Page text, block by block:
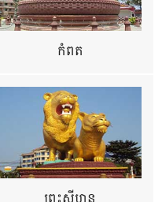
កំពត